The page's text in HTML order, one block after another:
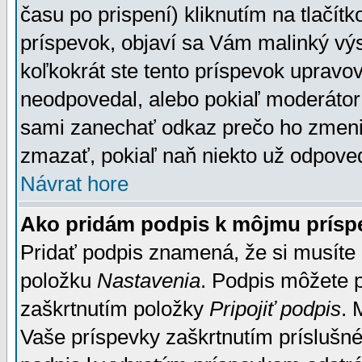
času po prispení) kliknutím na
príspevok, objaví sa Vám malinký
koľkokrát ste tento príspevok
neodpovedal, alebo pokiaľ
sami zanechať odkaz prečo ho
zmazať, pokiaľ naň niekto už
Návrat hore
Ako pridám podpis k môjmu
Pridať podpis znamená, že si
položku Nastavenia. Podpis môžete
zaškrtnutím položky Pripojiť podpis.
Vaše príspevky zaškrtnutím